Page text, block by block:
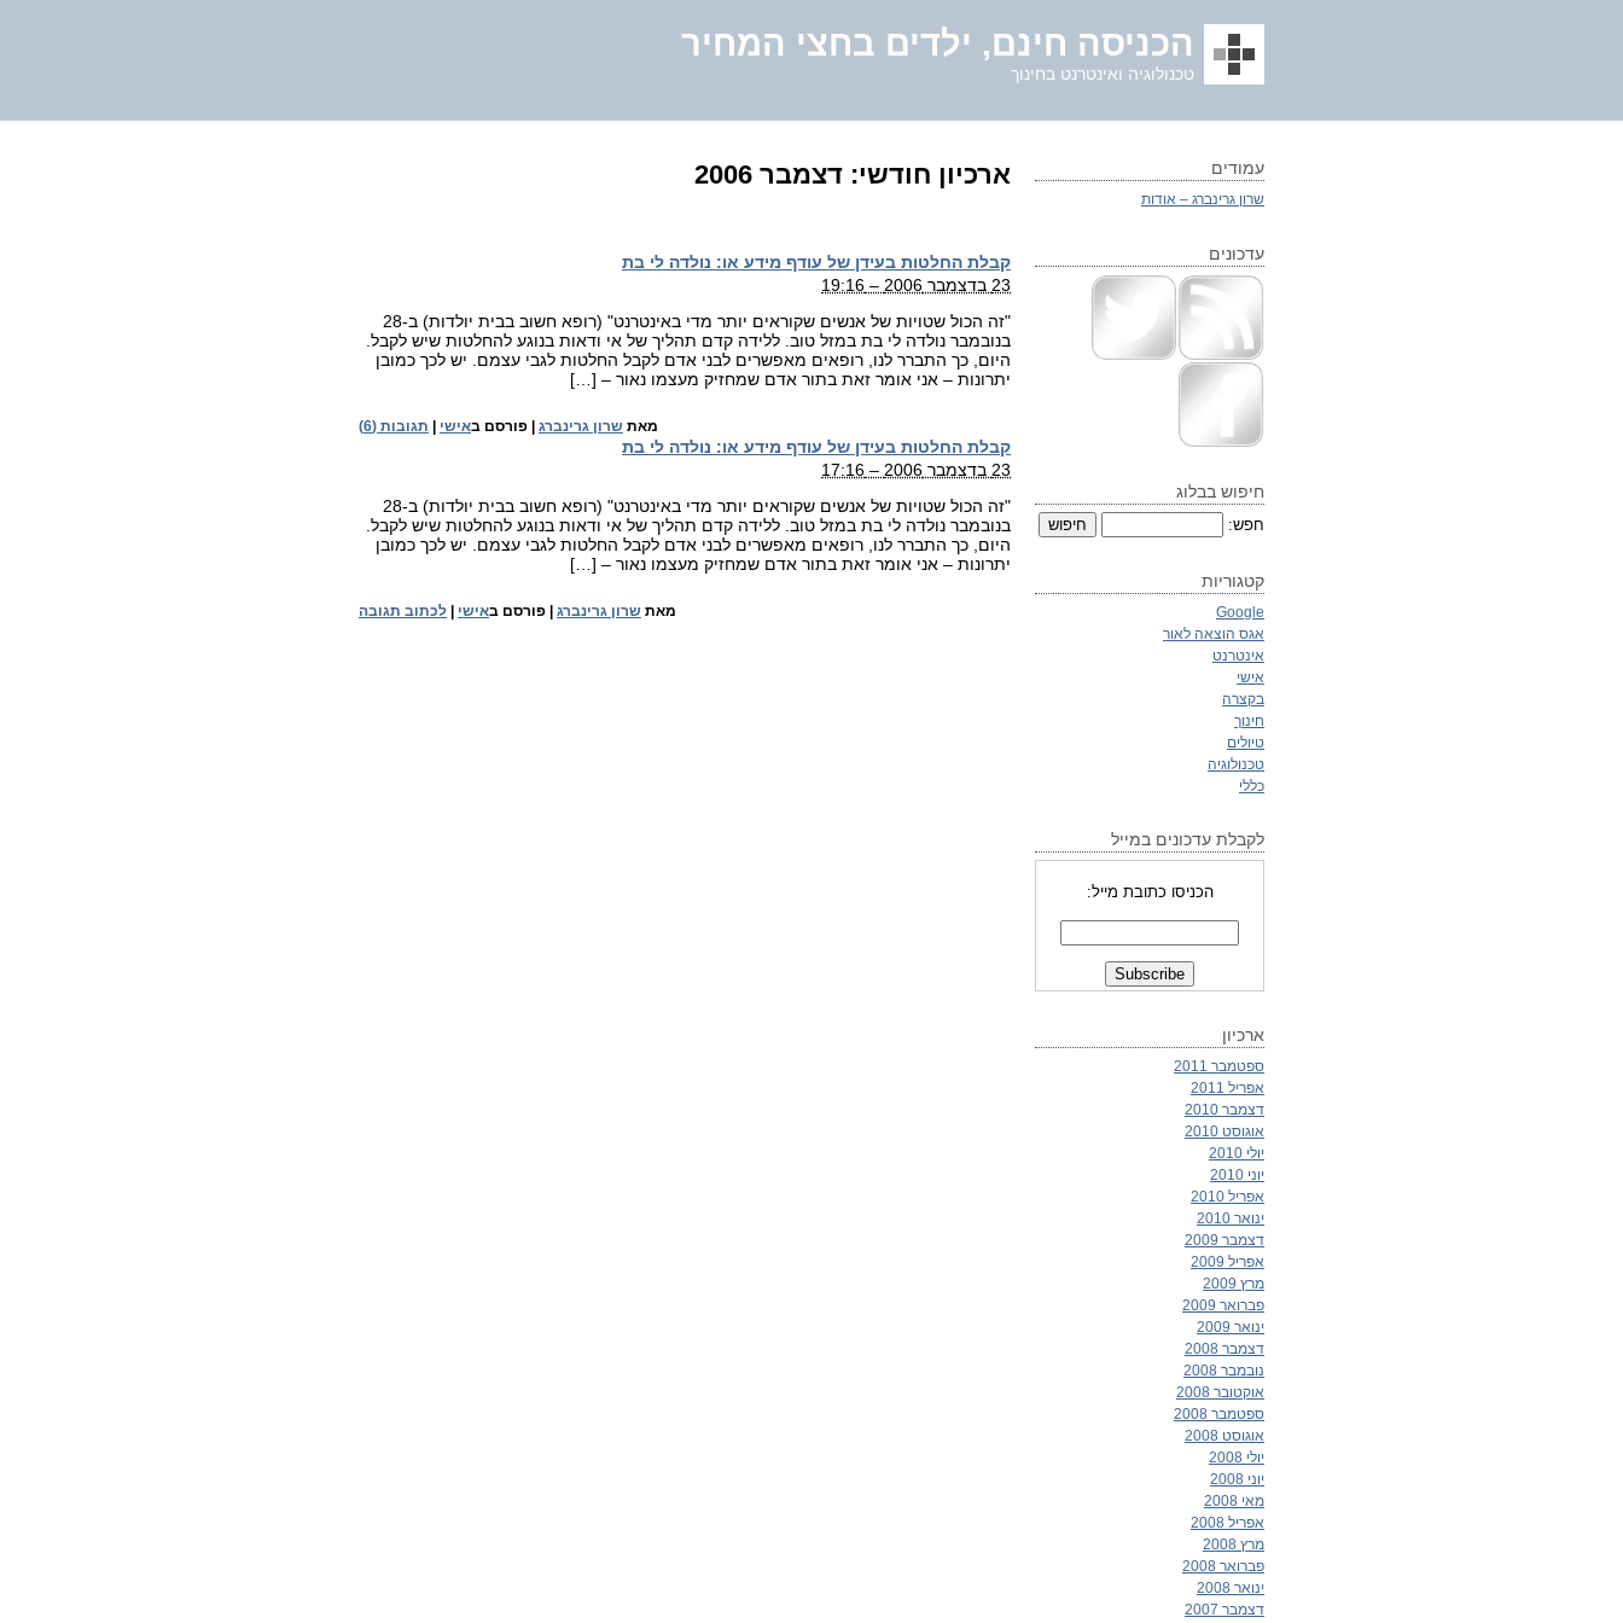
הכניסה חינם, ילדים בחצי המחיר
טכנולוגיה ואינטרנט בחינוך
ארכיון חודשי: דצמבר 2006
קבלת החלטות בעידן של עודף מידע או: נולדה לי בת
23 בדצמבר 2006 – 19:16
"זה הכול שטויות של אנשים שקוראים יותר מדי באינטרנט" (רופא חשוב בבית יולדות) ב-28
בנובמבר נולדה לי בת במזל טוב. ללידה קדם תהליך של אי ודאות בנוגע להחלטות שיש לקבל.
היום, כך התברר לנו, רופאים מאפשרים לבני אדם לקבל החלטות לגבי עצמם. יש לכך כמובן
יתרונות – אני אומר זאת בתור אדם שמחזיק מעצמו נאור – […]
מאת שרון גרינברג פורסם באישי תגובות (6)
קבלת החלטות בעידן של עודף מידע או: נולדה לי בת
23 בדצמבר 2006 – 17:16
"זה הכול שטויות של אנשים שקוראים יותר מדי באינטרנט" (רופא חשוב בבית יולדות) ב-28
בנובמבר נולדה לי בת במזל טוב. ללידה קדם תהליך של אי ודאות בנוגע להחלטות שיש לקבל.
היום, כך התברר לנו, רופאים מאפשרים לבני אדם לקבל החלטות לגבי עצמם. יש לכך כמובן
יתרונות – אני אומר זאת בתור אדם שמחזיק מעצמו נאור – […]
מאת שרון גרינברג פורסם באישי לכתוב תגובה
עמודים
שרון גרינברג – אודות
עדכונים
חיפוש בבלוג
חפש:
קטגוריות
Google
אגס הוצאה לאור
אינטרנט
אישי
בקצרה
חינוך
טיולים
טכנולוגיה
כללי
לקבלת עדכונים במייל
הכניסו כתובת מייל:
ארכיון
ספטמבר 2011
אפריל 2011
דצמבר 2010
אוגוסט 2010
יולי 2010
יוני 2010
אפריל 2010
ינואר 2010
דצמבר 2009
אפריל 2009
מרץ 2009
פברואר 2009
ינואר 2009
דצמבר 2008
נובמבר 2008
אוקטובר 2008
ספטמבר 2008
אוגוסט 2008
יולי 2008
יוני 2008
מאי 2008
אפריל 2008
מרץ 2008
פברואר 2008
ינואר 2008
דצמבר 2007